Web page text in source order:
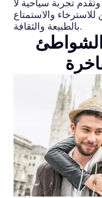
تجربة سياحية لا
والاستمتاع
بالطبيعة والثقافة.
الشواطئ